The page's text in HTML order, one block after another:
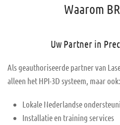
Waarom
Uw Partner in
Als geauthoriseerde partner van
alleen het HPI-3D systeem, maar ook:
Lokale Nederlandse
Installatie en training services